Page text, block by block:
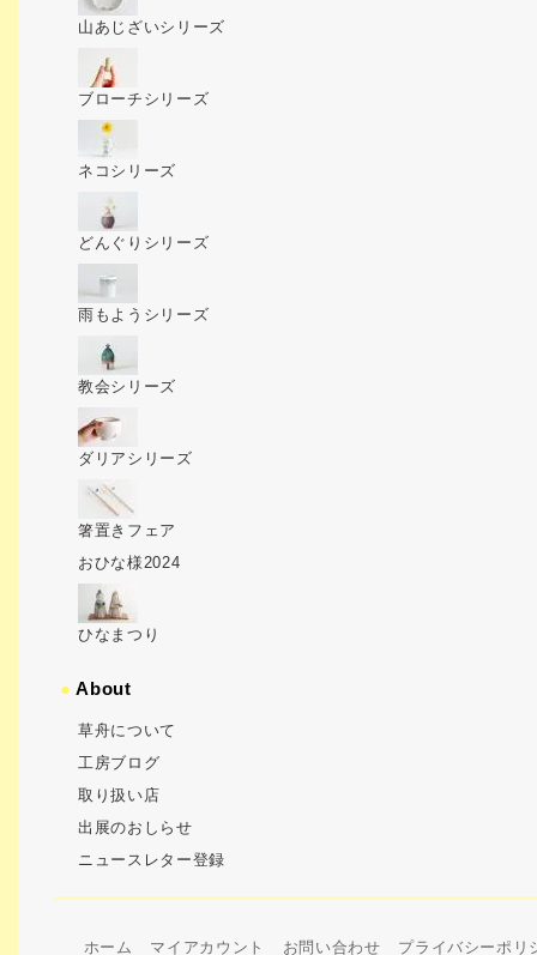
山あじざいシリーズ
ブローチシリーズ
ネコシリーズ
どんぐりシリーズ
雨もようシリーズ
教会シリーズ
ダリアシリーズ
箸置きフェア
おひな様2024
ひなまつり
●About
草舟について
工房ブログ
取り扱い店
出展のおしらせ
ニュースレター登録
ホーム マイアカウント お問い合わせ プライバシーポリ